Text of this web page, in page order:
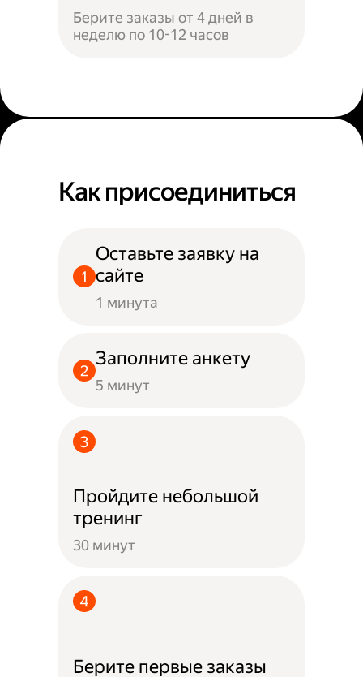
Берите заказы от 4 дней в
неделю по 10-12 часов
Как присоединиться
Оставьте заявку на
сайте
1 минута
Заполните анкету
5 минут
Пройдите небольшой
тренинг
30 минут
Берите первые заказы